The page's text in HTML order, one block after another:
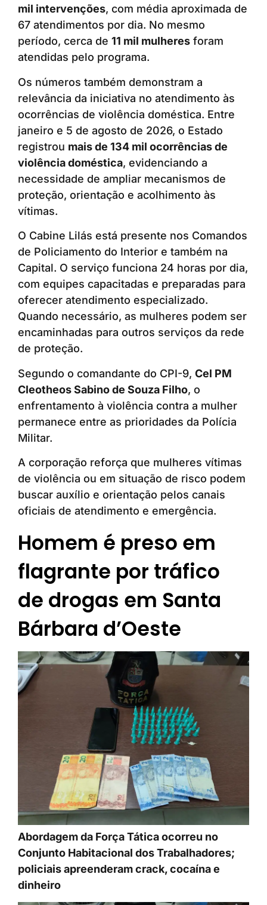
mil intervenções, com média aproximada de
67 atendimentos por dia. No mesmo
período, cerca de 11 mil mulheres foram
atendidas pelo programa.
Os números também demonstram a
relevância da iniciativa no atendimento às
ocorrências de violência doméstica. Entre
janeiro e 5 de agosto de 2026, o Estado
registrou mais de 134 mil ocorrências de
violência doméstica, evidenciando a
necessidade de ampliar mecanismos de
proteção, orientação e acolhimento às
vítimas.
O Cabine Lilás está presente nos Comandos
de Policiamento do Interior e também na
Capital. O serviço funciona 24 horas por dia,
com equipes capacitadas e preparadas para
oferecer atendimento especializado.
Quando necessário, as mulheres podem ser
encaminhadas para outros serviços da rede
de proteção.
Segundo o comandante do CPI-9, Cel PM
Cleotheos Sabino de Souza Filho, o
enfrentamento à violência contra a mulher
permanece entre as prioridades da Polícia
Militar.
A corporação reforça que mulheres vítimas
de violência ou em situação de risco podem
buscar auxílio e orientação pelos canais
oficiais de atendimento e emergência.
Homem é preso em
flagrante por tráfico
de drogas em Santa
Bárbara d’Oeste
Abordagem da Força Tática ocorreu no
Conjunto Habitacional dos Trabalhadores;
policiais apreenderam crack, cocaína e
dinheiro